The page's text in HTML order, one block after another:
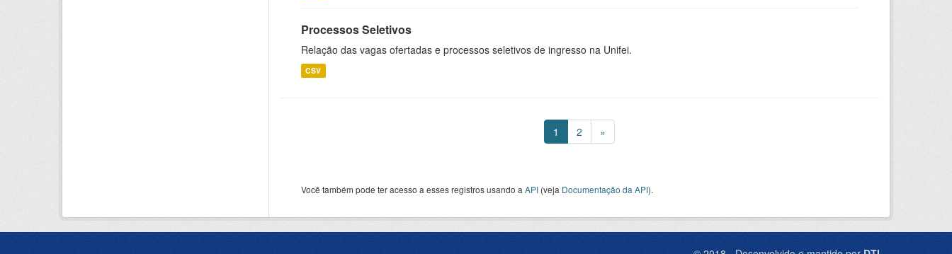
Processos Seletivos
Relação das vagas ofertadas e processos seletivos de ingresso na Unifei.
CSV
1 2 »
Você também pode ter acesso a esses registros usando a API (veja Documentação da API).